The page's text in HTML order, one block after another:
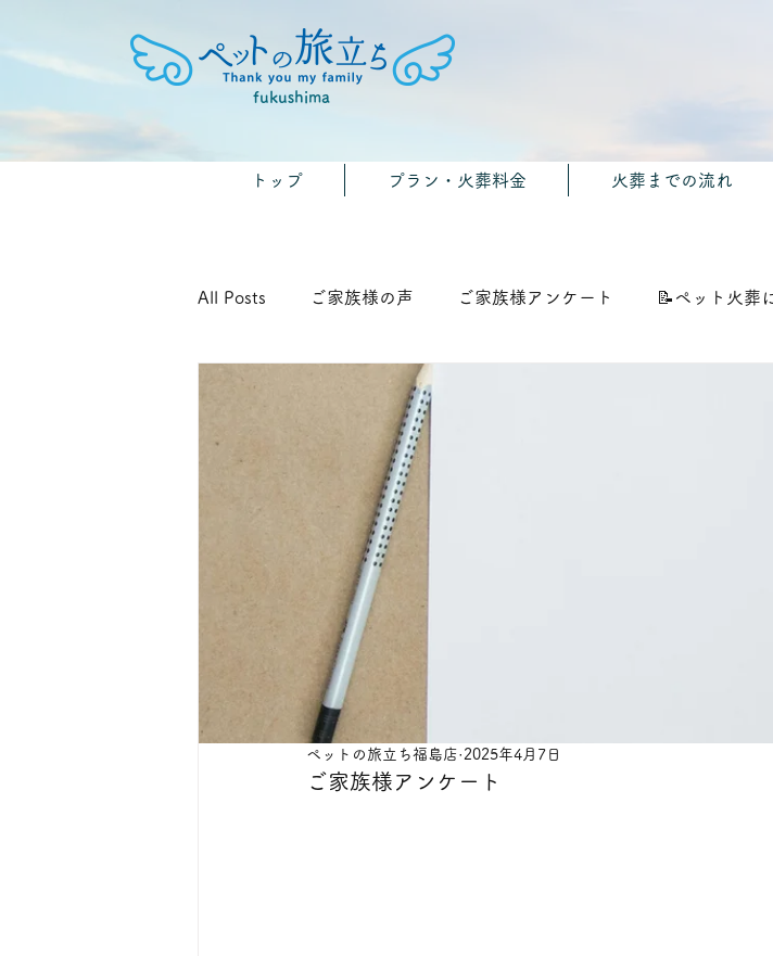
fukushima
トップ プラン・火葬料金 火葬までの流れ
All Posts ご家族様の声 ご家族様アンケート 📝ペット火葬
🐾みんなのおうちのペット供養
ご家族様アンケート
ペットの旅立ち福島店 2025年4月7日